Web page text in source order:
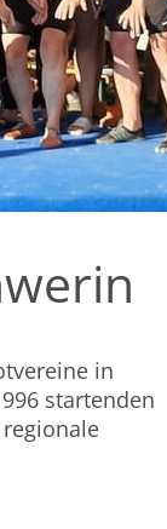
in
startenden